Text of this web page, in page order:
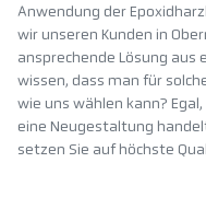
Anwendung der
wir unseren Kunden in
ansprechende Lösung aus
wissen, dass man für
wie uns wählen kann?
eine Neugestaltung
setzen Sie auf höchste